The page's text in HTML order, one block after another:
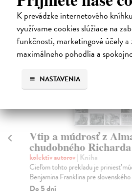
K prevádzke internetového
využívame cookies slúžiace na
funkčnosti, marketingové účely a
maximálneho pohodlia a
NASTAVENIA
kúpili
Vtip a múdrosť z
chudobného Richarda
kolektív autorov | Kniha
Cieľom tohto prekladu je priniesť
Benjamina Franklina pre
Do 5 dní